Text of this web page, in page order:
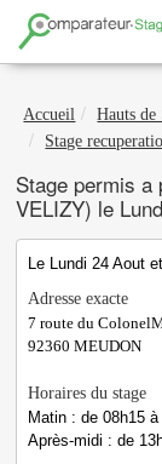
Accueil
Hauts de
Stage
Stage permis a
VELIZY) le
Le Lundi 24 Aout
Adresse exacte
7 route du
92360 MEUDON
Horaires du stage
Matin : de 08h15 à
Après-midi : de